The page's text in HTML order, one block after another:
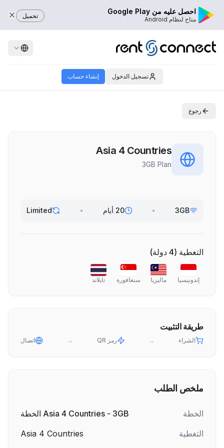
احصل عليه من Google Play
متاح لنظام Android تحميل
تسجيل الدخول إنشاء حساب
رجوع
Asia 4 Countries
3GB Plan
3GB
• 20 أيام •
Limited
التغطية (
4 دولة)
إندونيسيا ماليزيا سنغافورة تايلاند
طريقة التثبيت
الشراء → رمز QR → اتصال
ملخص الطلب
الخطة
Asia 4 Countries - 3GB الخطة
التغطية
Asia 4 Countries